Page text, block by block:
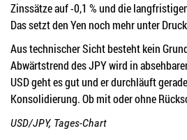
Zinssätze auf -0,1 % und die
Das setzt den Yen noch mehr unter
Aus technischer Sicht besteht kein
Abwärtstrend des JPY wird in
USD geht es gut und er durchläuft
Konsolidierung. Ob mit oder ohne
USD/JPY, Tages-Chart